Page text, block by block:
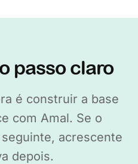
passo claro
é construir a base
com Amal. Se o
acrescente
depois.